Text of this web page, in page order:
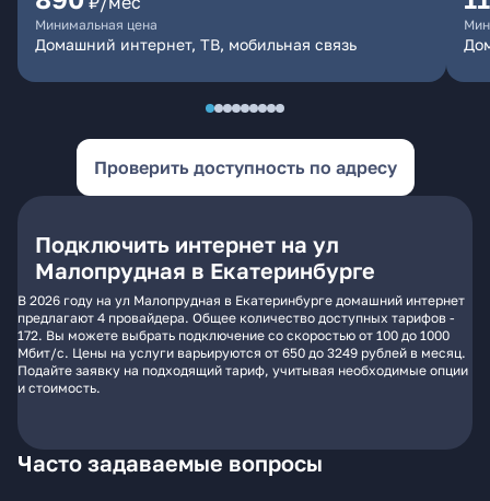
Минимальная цена
Домашний интернет, ТВ, мобильная связь
Проверить доступность по адресу
Подключить интернет на ул
Малопрудная в Екатеринбурге
В 2026 году на ул Малопрудная в Екатеринбурге домашний интернет
предлагают 4 провайдера. Общее количество доступных тарифов -
172. Вы можете выбрать подключение со скоростью от 100 до 1000
Мбит/с. Цены на услуги варьируются от 650 до 3249 рублей в месяц.
Подайте заявку на подходящий тариф, учитывая необходимые опции
и стоимость.
Часто задаваемые вопросы